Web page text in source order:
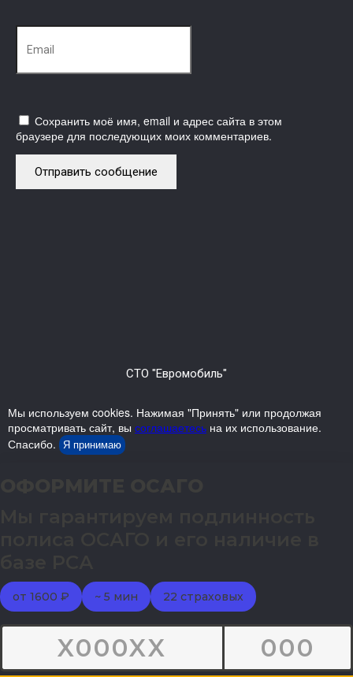
Сохранить моё имя, email и адрес сайта в этом
браузере для последующих моих комментариев.
СТО "Евромобиль"
Мы используем cookies. Нажимая "Принять" или продолжая
просматривать сайт, вы соглашаетесь на их использование.
Спасибо.
Я принимаю